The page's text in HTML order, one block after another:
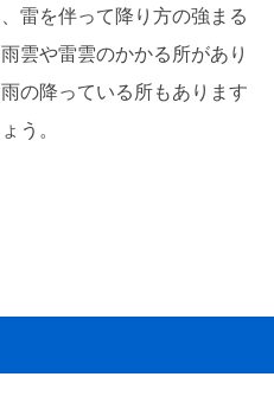
雷を伴って降り方の強まる
雲や雷雲のかかる所があり
の降っている所もあります
う。